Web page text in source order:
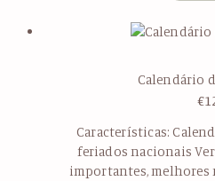
Calendário
€
Características:
feriados nacionais
importantes, melhores